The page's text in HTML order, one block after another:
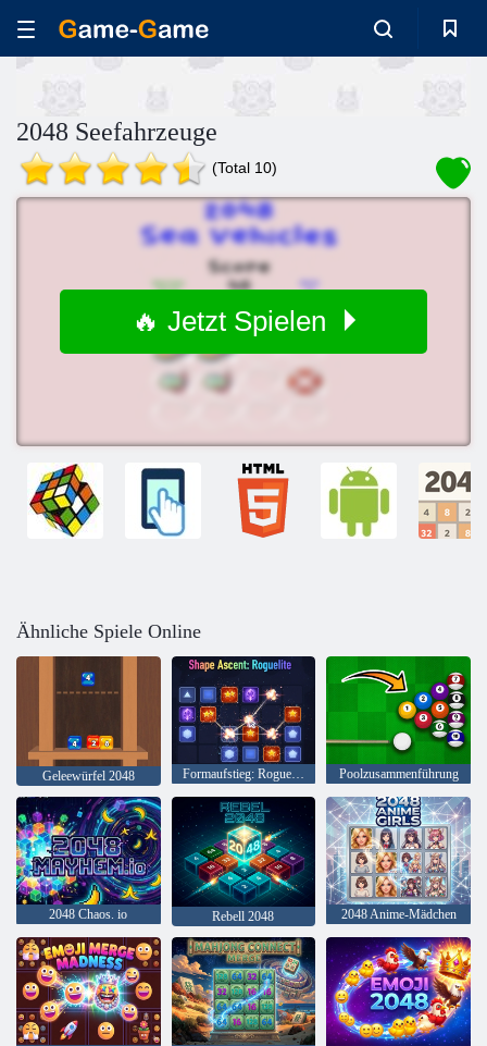
2048 Seefahrzeuge
(Total 10)
🔥 Jetzt Spielen
Ähnliche Spiele Online
Geleewürfel 2048 Formaufstieg: Roguelite Poolzusammenführung
2048 Chaos. io Rebell 2048 2048 Anime-Mädchen